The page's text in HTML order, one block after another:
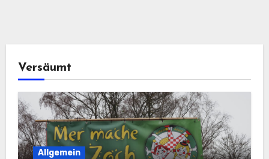
Versäumt
Allgemein